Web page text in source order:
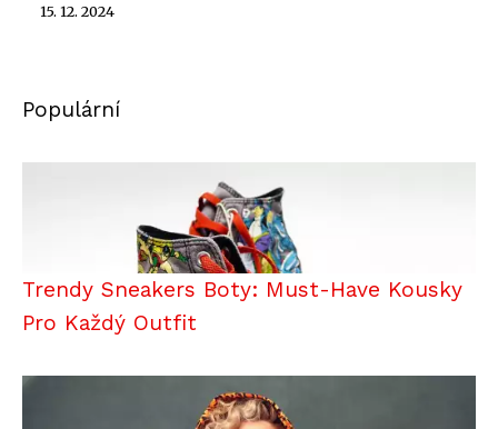
15. 12. 2024
Populární
Trendy Sneakers Boty: Must-Have Kousky
Pro Každý Outfit